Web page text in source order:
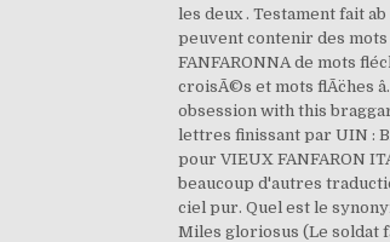
les deux . Testament fait
peuvent contenir des
FANFARONNA de mots
croisÃ©s et mots flÃ¨ches
obsession with this
lettres finissant par UIN :
pour VIEUX FANFARON
beaucoup d'autres
ciel pur. Quel est le
Miles gloriosus (Le soldat